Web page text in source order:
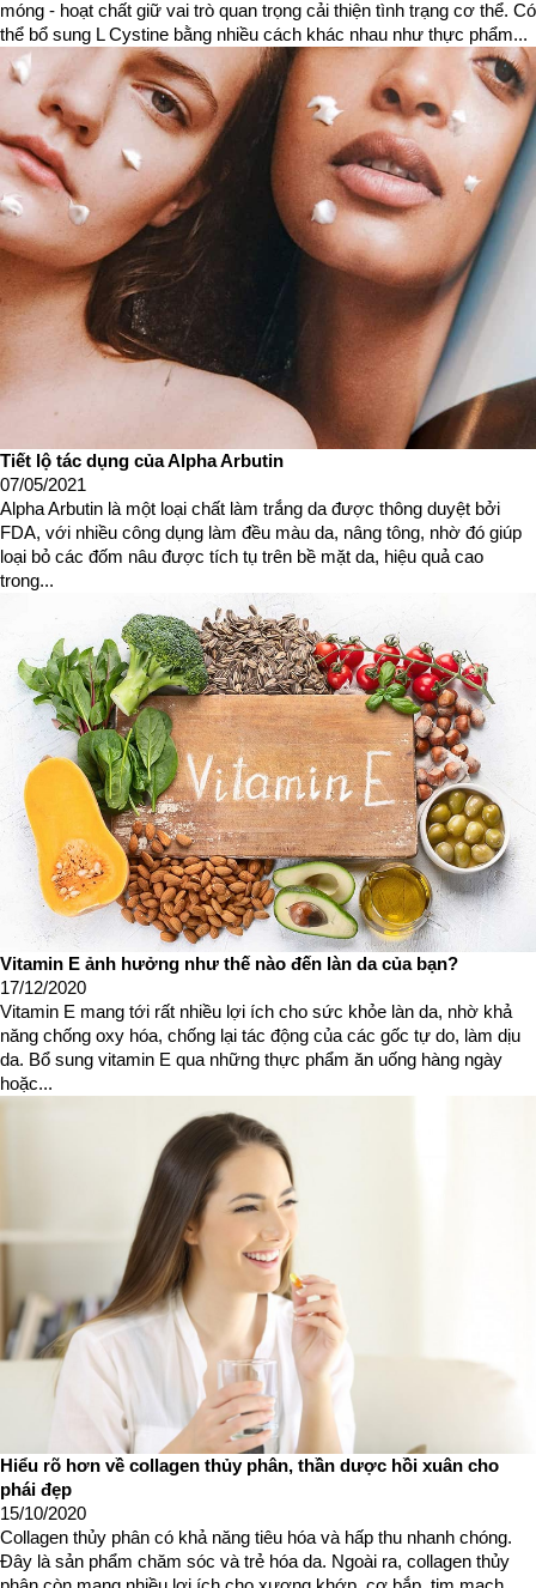
móng - hoạt chất giữ vai trò quan trọng cải thiện tình trạng cơ thể. Có
thể bổ sung L Cystine bằng nhiều cách khác nhau như thực phẩm...
Tiết lộ tác dụng của Alpha Arbutin
07/05/2021
Alpha Arbutin là một loại chất làm trắng da được thông duyệt bởi
FDA, với nhiều công dụng làm đều màu da, nâng tông, nhờ đó giúp
loại bỏ các đốm nâu được tích tụ trên bề mặt da, hiệu quả cao
trong...
Vitamin E ảnh hưởng như thế nào đến làn da của bạn?
17/12/2020
Vitamin E mang tới rất nhiều lợi ích cho sức khỏe làn da, nhờ khả
năng chống oxy hóa, chống lại tác động của các gốc tự do, làm dịu
da. Bổ sung vitamin E qua những thực phẩm ăn uống hàng ngày
hoặc...
Hiểu rõ hơn về collagen thủy phân, thần dược hồi xuân cho
phái đẹp
15/10/2020
Collagen thủy phân có khả năng tiêu hóa và hấp thu nhanh chóng.
Đây là sản phẩm chăm sóc và trẻ hóa da. Ngoài ra, collagen thủy